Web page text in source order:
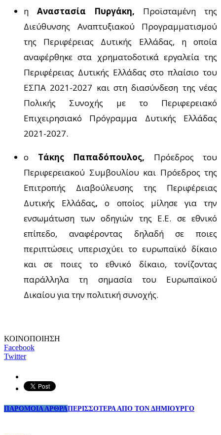
η Αναστασία Πυργάκη, Προϊσταμένη της
Διεύθυνσης Αναπτυξιακού Προγραμματισμού
της Περιφέρειας Δυτικής Ελλάδας, η οποία
αναφέρθηκε στα χρηματοδοτικά εργαλεία της
Περιφέρειας Δυτικής Ελλάδας στο πλαίσιο του
ΕΣΠΑ 2021-2027 και στη διασύνδεση της νέας
Πολικής Συνοχής με το Περιφερειακό
Επιχειρησιακό Πρόγραμμα Δυτικής Ελλάδας
2021-2027.
ο Τάκης Παπαδόπουλος, Πρόεδρος του
Περιφερειακού Συμβουλίου και Πρόεδρος της
Επιτροπής Διαβούλευσης της Περιφέρειας
Δυτικής Ελλάδας,ο οποίος μίλησε για την
ενσωμάτωση των οδηγιών της Ε.Ε. σε εθνικό
επίπεδο, αναφέροντας δηλαδή σε ποιες
περιπτώσεις υπερισχύει το ευρωπαϊκό δίκαιο
και σε ποιες το εθνικό δίκαιο, τονίζοντας
παράλληλα τη σημασία του Ευρωπαϊκού
Δικαίου για την πολιτική συνοχής.
ΚΟΙΝΟΠΟΙΗΣΗ
Facebook
Twitter
ΠΑΡΟΜΟΙΑ ΑΡΘΡΑΠΕΡΙΣΣΟΤΕΡΑ ΑΠΟ ΤΟΝ ΔΗΜΙΟΥΡΓΟ